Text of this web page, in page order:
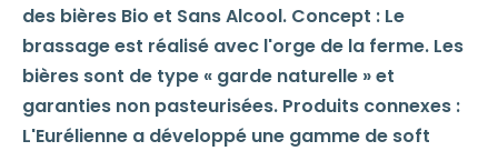
des bières Bio et Sans Alcool. Concept : Le
brassage est réalisé avec l'orge de la ferme. Les
bières sont de type « garde naturelle » et
garanties non pasteurisées. Produits connexes :
L'Eurélienne a développé une gamme de soft